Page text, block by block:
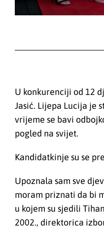
U konkurenciji od 12
Jasić. Lijepa Lucija je
vrijeme se bavi
pogled na svijet.
Kandidatkinje su se
Upoznala sam sve
moram priznati da bi
u kojem su sjedili
2002., direktorica